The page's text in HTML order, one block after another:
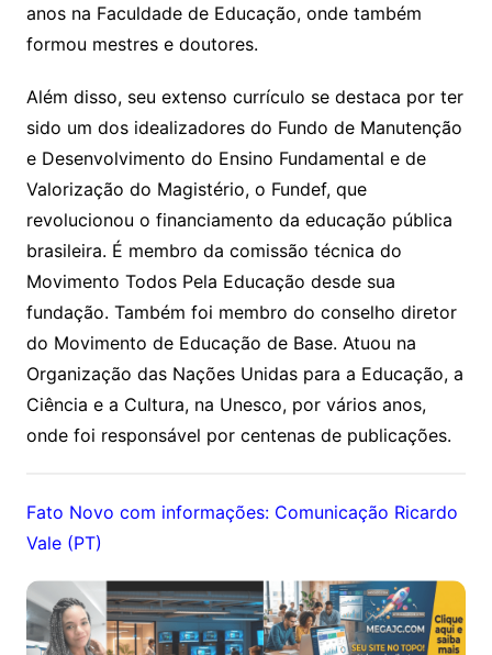
anos na Faculdade de Educação, onde também
formou mestres e doutores.
Além disso, seu extenso currículo se destaca por ter
sido um dos idealizadores do Fundo de Manutenção
e Desenvolvimento do Ensino Fundamental e de
Valorização do Magistério, o Fundef, que
revolucionou o financiamento da educação pública
brasileira. É membro da comissão técnica do
Movimento Todos Pela Educação desde sua
fundação. Também foi membro do conselho diretor
do Movimento de Educação de Base. Atuou na
Organização das Nações Unidas para a Educação, a
Ciência e a Cultura, na Unesco, por vários anos,
onde foi responsável por centenas de publicações.
Fato Novo com informações: Comunicação Ricardo
Vale (PT)